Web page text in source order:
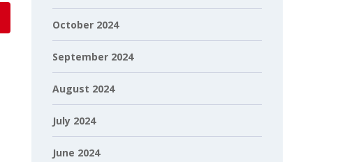
October 2024
September 2024
August 2024
July 2024
June 2024